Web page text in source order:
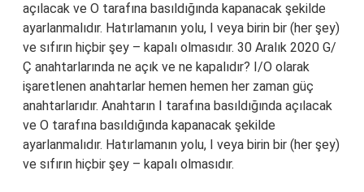
açılacak ve O tarafına basıldığında kapanacak şekilde
ayarlanmalıdır. Hatırlamanın yolu, I veya birin bir (her şey)
ve sıfırın hiçbir şey – kapalı olmasıdır. 30 Aralık 2020 G/
Ç anahtarlarında ne açık ve ne kapalıdır? I/O olarak
işaretlenen anahtarlar hemen hemen her zaman güç
anahtarlarıdır. Anahtarın I tarafına basıldığında açılacak
ve O tarafına basıldığında kapanacak şekilde
ayarlanmalıdır. Hatırlamanın yolu, I veya birin bir (her şey)
ve sıfırın hiçbir şey – kapalı olmasıdır.